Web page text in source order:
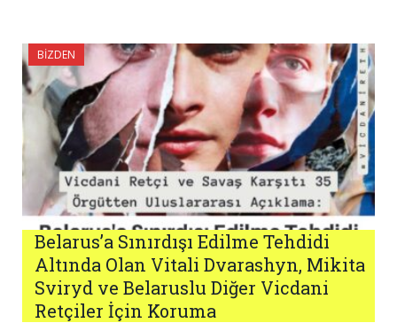
BIZDEN
Belarus’a Sınırdışı Edilme Tehdidi
Altında Olan Vitali Dvarashyn, Mikita
Sviryd ve Belaruslu Diğer Vicdani
Retçiler İçin Koruma